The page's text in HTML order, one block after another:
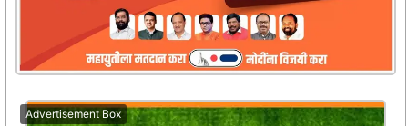
Advertisement Box